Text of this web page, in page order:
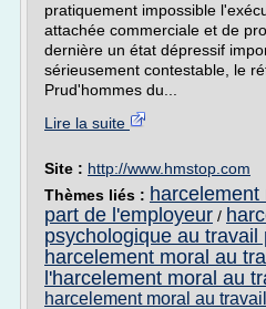
pratiquement impossible
attachée commerciale et de
dernière un état dépressif
sérieusement contestable, le
Prud'hommes du...
Lire la suite
Site : http://www.hmstop.com
Thèmes liés :
part de l'employeur /
psychologique au travail
harcelement moral au
l'harcelement moral au
harcelement moral au travail